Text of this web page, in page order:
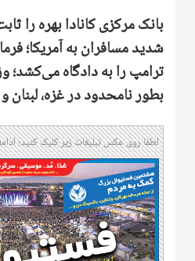
بانک مرکزی کانادا بهره را
شدید مسافران به آمریکا؛
ترامپ را به دادگاه می‌کشد؛
بطور نامحدود در غزه،
لطفا روی عکس تبلیغات زیر کلیک کنید؛